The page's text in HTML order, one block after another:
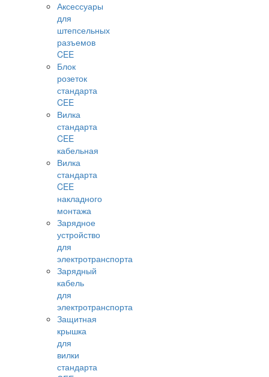
Аксессуары
для
штепсельных
разъемов
CEE
Блок
розеток
стандарта
CEE
Вилка
стандарта
CEE
кабельная
Вилка
стандарта
CEE
накладного
монтажа
Зарядное
устройство
для
электротранспорта
Зарядный
кабель
для
электротранспорта
Защитная
крышка
для
вилки
стандарта